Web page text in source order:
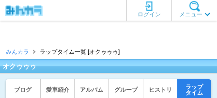
メニュー
ログイン
みんカラ ラップタイム一覧 [オクゥゥゥ]
オクゥゥゥ
ブログ 愛車紹介 アルバム グループ ヒストリ
ラップ
タイム